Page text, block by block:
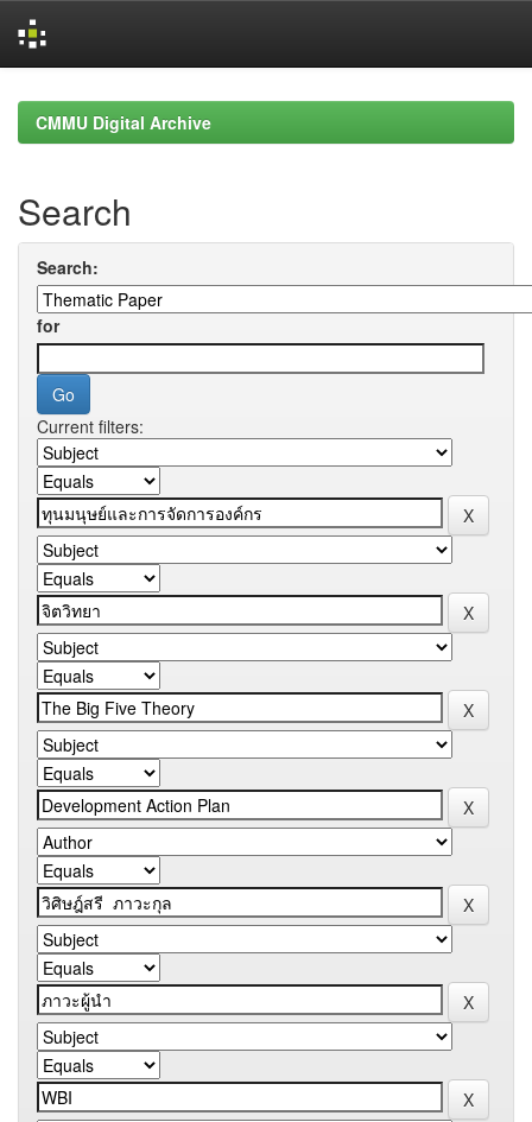
navigationCMMU Digital Archive
Search
Search:
for
Current filters: